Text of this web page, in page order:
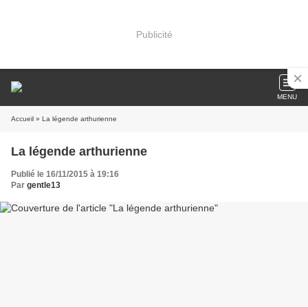
Publicité
MENU
Accueil » La légende arthurienne
La légende arthurienne
Publié le 16/11/2015 à 19:16
Par gentle13